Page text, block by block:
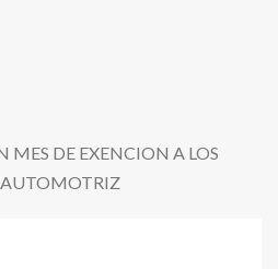
MES DE EXENCION A LOS
AUTOMOTRIZ